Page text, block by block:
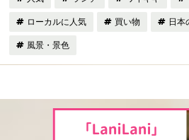
ローカルに人気 買い物 日本
風景・景色